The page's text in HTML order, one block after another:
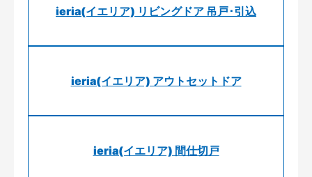
ieria(イエリア) リビングドア 吊戸･引込
ieria(イエリア) アウトセットドア
ieria(イエリア) 間仕切戸